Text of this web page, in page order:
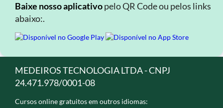
Baixe nosso aplicativopelo QR Code ou pelos links
abaixo:.
MEDEIROS TECNOLOGIA LTDA - CNPJ
24.471.978/0001-08
Cursos online gratuitos em outros idiomas: